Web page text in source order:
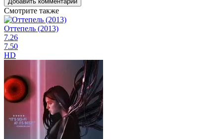
Смотрите также
Оттепель (2013)
7.26
7.50
HD